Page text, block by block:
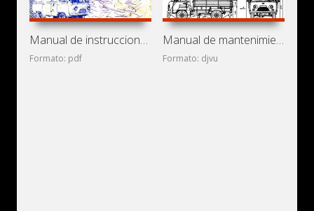
Manual de instrucciones de automóviles UAZ-3741, UAZ-3962,
Formato: pdf
Manual de mantenimiento y reparación de automóviles
Formato: djvu